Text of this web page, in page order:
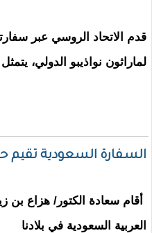
لماراثون نواذيبو الدولي، يتمثل
السفارة السعودية تقيم
أقام سعادة الكتور/ هزاع
العربية السعودية في بلادنا